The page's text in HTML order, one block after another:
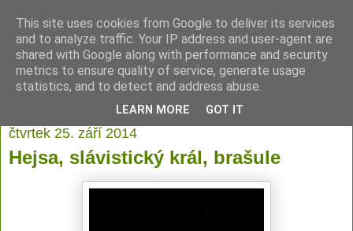
Jan Hýsek - Osobní
stránka
čtvrtek 25. září 2014
Hejsa, slávistický král, brašule
This site uses cookies from Google to deliver its services
and to analyze traffic. Your IP address and user-agent are
shared with Google along with performance and security
metrics to ensure quality of service, generate usage
statistics, and to detect and address abuse.
LEARN MORE GOT IT